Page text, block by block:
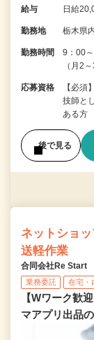
給与 日給
勤務地 栃木県
勤務時間
9：00
（月2
応募資格
【必須
技師と
ある方
後で見る
ネットショ
送軽作業
合同会社Re Start
業務委託 在宅・
【Wワーク歓
マアプリ出品